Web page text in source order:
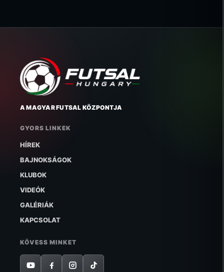
A MAGYAR FUTSAL KÖZPONTJA
GYORS LINKEK
HÍREK
BAJNOKSÁGOK
KLUBOK
VIDEÓK
GALÉRIÁK
KAPCSOLAT
KÖVESS MINKET